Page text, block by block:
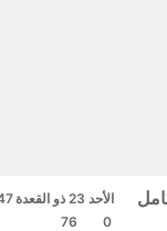
الأحد 23 ذو القعدة 1447هـ 10-5-2026م
0
76